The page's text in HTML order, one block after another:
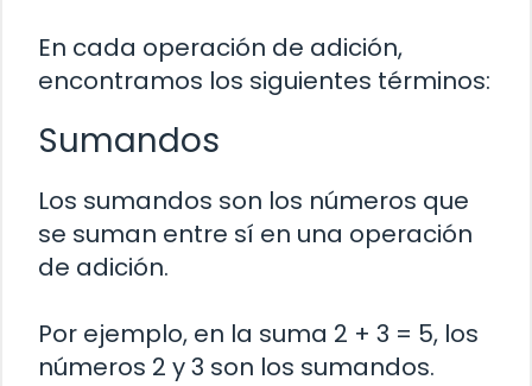
En cada operación de adición,
encontramos los siguientes términos:
Sumandos
Los sumandos son los números que
se suman entre sí en una operación
de adición.
Por ejemplo, en la suma 2 + 3 = 5, los
números 2 y 3 son los sumandos.